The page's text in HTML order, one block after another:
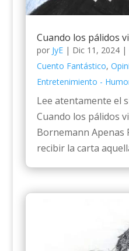
Cuando los pálidos
por JyE| Dic 11, 2024|
Cuento Fantástico,
Entretenimiento -
Lee atentamente el
Cuando los pálidos
Bornemann
recibir la carta